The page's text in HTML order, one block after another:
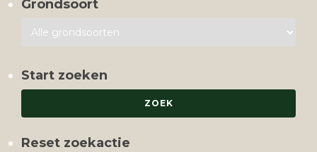
Grondsoort
Start zoeken
Reset zoekactie